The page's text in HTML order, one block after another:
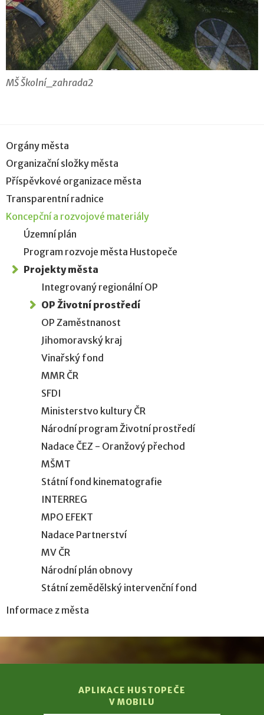
MŠ Školní_zahrada2
Orgány města
Organizační složky města
Příspěvkové organizace města
Transparentní radnice
Koncepční a rozvojové materiály
Územní plán
Program rozvoje města Hustopeče
Projekty města
Integrovaný regionální OP
OP Životní prostředí
OP Zaměstnanost
Jihomoravský kraj
Vinařský fond
MMR ČR
SFDI
Ministerstvo kultury ČR
Národní program Životní prostředí
Nadace ČEZ - Oranžový přechod
MŠMT
Státní fond kinematografie
INTERREG
MPO EFEKT
Nadace Partnerství
MV ČR
Národní plán obnovy
Státní zemědělský intervenční fond
Informace z města
APLIKACE HUSTOPEČE
V MOBILU